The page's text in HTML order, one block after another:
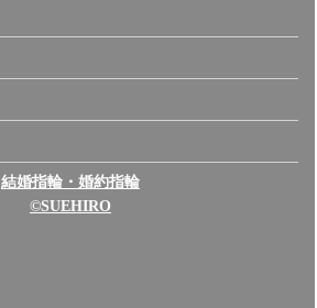
結婚指輪・婚約指輪
©SUEHIRO